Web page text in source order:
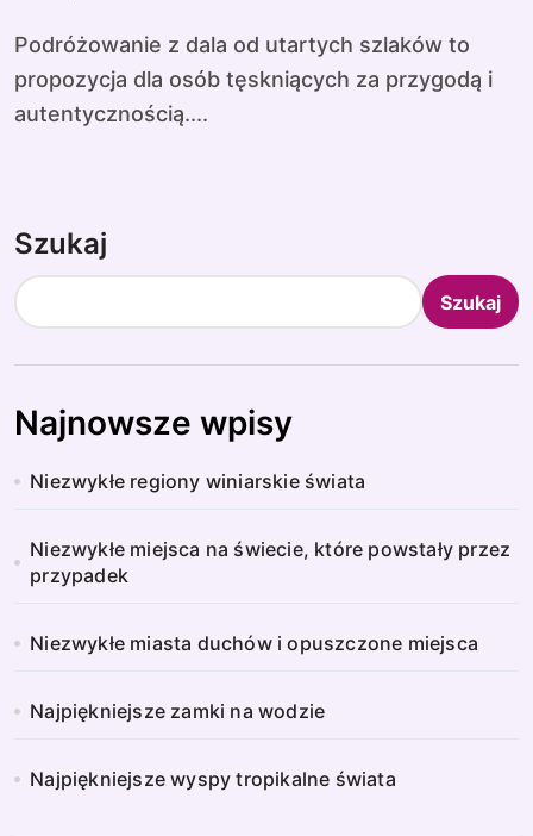
Podróżowanie z dala od utartych szlaków to
propozycja dla osób tęskniących za przygodą i
autentycznością....
Szukaj
Szukaj
Najnowsze wpisy
Niezwykłe regiony winiarskie świata
Niezwykłe miejsca na świecie, które powstały przez
przypadek
Niezwykłe miasta duchów i opuszczone miejsca
Najpiękniejsze zamki na wodzie
Najpiękniejsze wyspy tropikalne świata